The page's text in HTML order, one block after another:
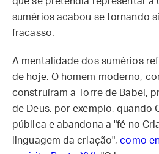
sumérios acabou se tornando
fracasso.
A mentalidade dos sumérios
de hoje. O homem moderno,
construíram a Torre de Babel,
de Deus, por exemplo, quando
pública e abandona a "fé no
linguagem da criação",como